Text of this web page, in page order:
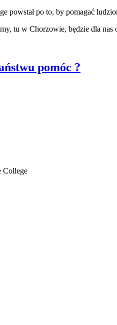
powstał po to, by pomagać
tu w Chorzowie, będzie dla
pomóc ?
College